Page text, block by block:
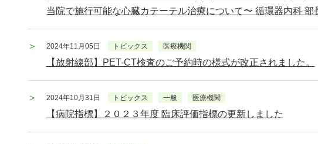
当院で施行可能な心臓カテーテル治療について〜 循環器内科 部
2024年11月05日 トピックス 医療機関
【放射線部】PET-CT検査のご予約時の様式が改正されました。
2024年10月31日 トピックス 一般 医療機関
【病院指標】２０２３年度 臨床評価指標の更新しました